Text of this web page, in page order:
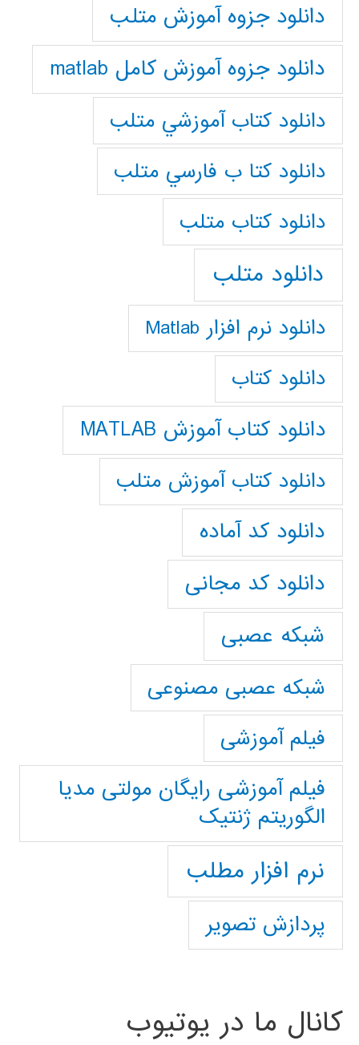
دانلود جزوه آموزش متلب
دانلود جزوه آموزش کامل matlab
دانلود كتاب آموزشي متلب
دانلود كتا ب فارسي متلب
دانلود كتاب متلب
دانلود متلب
دانلود نرم افزار Matlab
دانلود کتاب
دانلود کتاب آموزش MATLAB
دانلود کتاب آموزش متلب
دانلود کد آماده
دانلود کد مجانی
شبکه عصبی
شبکه عصبی مصنوعی
فیلم آموزشی
فیلم آموزشی رایگان مولتی مدیا
الگوریتم ژنتیک
نرم افزار مطلب
پردازش تصویر
کانال ما در یوتیوب